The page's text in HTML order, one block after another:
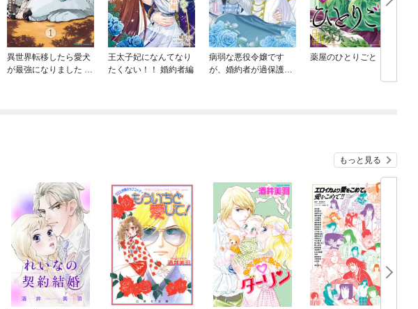
異世界転移したら愛犬
が最強になりました ～
王太子妃になんてなり
たくない！！ 婚約者編
病弱な悪役令嬢です
が、婚約者が過保護す
薬屋のひとりごと
もっと見る